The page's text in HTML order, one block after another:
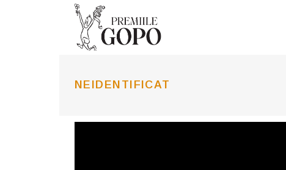
NEIDENTIFICAT